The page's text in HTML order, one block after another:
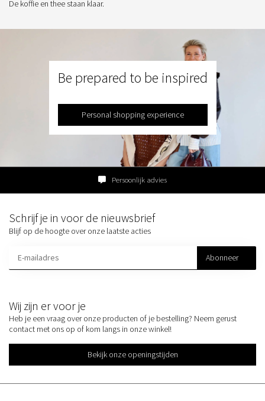
De koffie en thee staan klaar.
Be prepared to be inspired
Personal shopping experience
Persoonlijk advies
Wij zijn er voor je
Heb je een vraag over onze producten of je bestelling? Neem gerust
contact met ons op of kom langs in onze winkel!
Bekijk onze openingstijden
Schrijf je in voor de nieuwsbrief
Blijf op de hoogte over onze laatste acties
Abonneer